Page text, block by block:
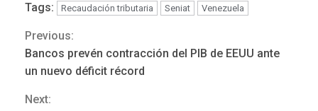
Tags: Recaudación tributaria Seniat Venezuela
Continue
Reading
Previous:
Bancos prevén contracción del PIB de EEUU ante
un nuevo déficit récord
Next:
DEPORTES
MUNDIAL DE FÚTBOL 2026